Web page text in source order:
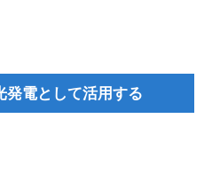
発電として活用する